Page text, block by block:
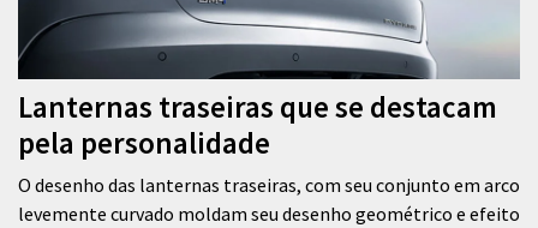
Lanternas traseiras que se destacam
pela personalidade
O desenho das lanternas traseiras, com seu conjunto em arco
levemente curvado moldam seu desenho geométrico e efeito